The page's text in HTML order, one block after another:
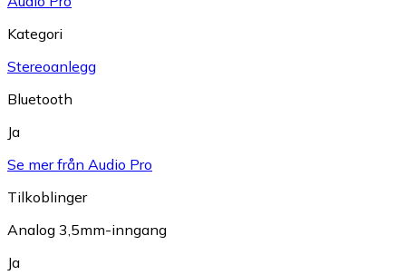
Kategori
Stereoanlegg
Bluetooth
Ja
Se mer från Audio Pro
Tilkoblinger
Analog 3,5mm-inngang
Ja